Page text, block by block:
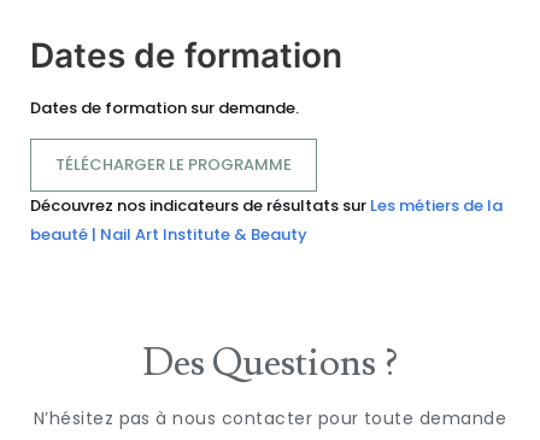
Dates de formation
Dates de formation sur demande.
TÉLÉCHARGER LE PROGRAMME
Découvrez nos indicateurs de résultats sur Les métiers de la
beauté | Nail Art Institute & Beauty
Des Questions ?
N’hésitez pas à nous contacter pour toute demande